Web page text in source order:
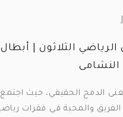
الرياضي الثلاثون | أبطال
الدمج الحقيقي، حيث اجتمع
الفريق والمحبة في فقرات